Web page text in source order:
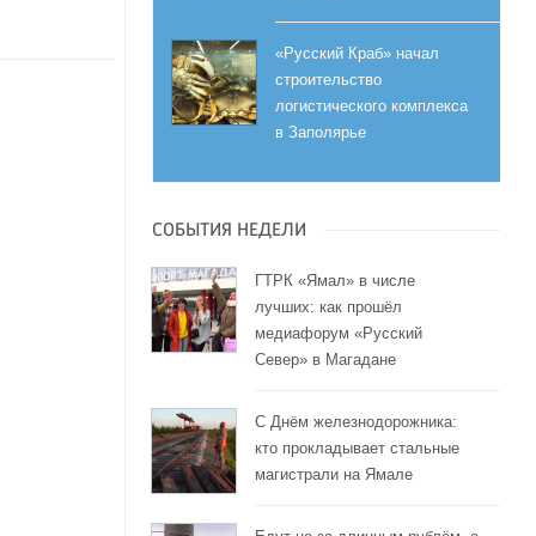
«Русский Краб» начал
строительство
логистического комплекса
в Заполярье
СОБЫТИЯ НЕДЕЛИ
ГТРК «Ямал» в числе
лучших: как прошёл
медиафорум «Русский
Север» в Магадане
С Днём железнодорожника:
кто прокладывает стальные
магистрали на Ямале